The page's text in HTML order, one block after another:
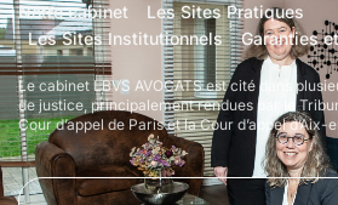
Notre cabinet
Les Sites Pratiques
Les Sites Institutionnels
Garanties
Le cabinet LBVS AVOCATS est cité dans
de justice, principalement rendues par le
Cour d’appel de Paris et la Cour d’appel